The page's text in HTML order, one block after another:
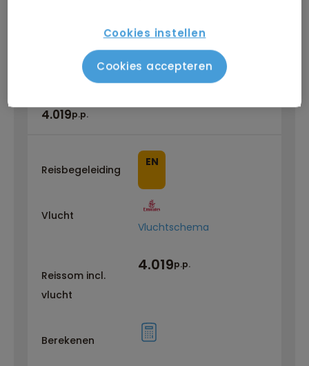
Meer informatie
4.019p.p.
Reisbegeleiding
EN
Vlucht
Vluchtschema
Reissom incl.
vlucht
4.019p.p.
Berekenen
Cookies instellen
Cookies accepteren